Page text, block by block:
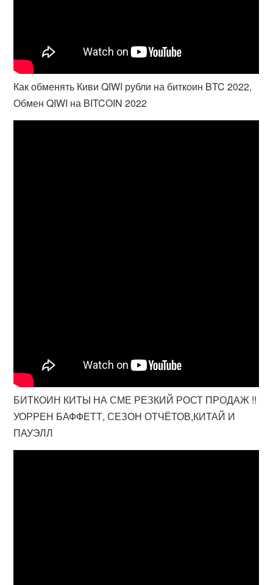
Как обменять Киви QIWI рубли на биткоин BTC 2022,
Обмен QIWI на BITCOIN 2022
БИТКОИН КИТЫ НА СМЕ РЕЗКИЙ РОСТ ПРОДАЖ !!
УОРРЕН БАФФЕТТ, СЕЗОН ОТЧЁТОВ,КИТАЙ И
ПАУЭЛЛ